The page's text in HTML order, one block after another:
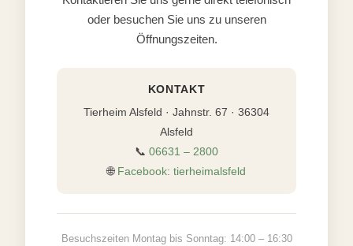
oder besuchen Sie uns zu unseren
Öffnungszeiten.
KONTAKT
Tierheim Alsfeld · Jahnstr. 67 · 36304
Alsfeld
📞 06631 – 2800
🌐 Facebook: tierheimalsfeld
Besuchszeiten Montag bis Sonntag: 14:00 – 16:30